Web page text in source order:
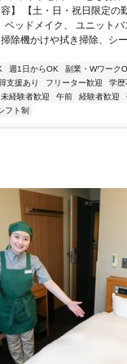
】 【土・日・祝日限定の
ベッドメイク、 ユニット
除機かけや拭き掃除、シ
週1日からOK 副業・Wワーク
支援あり フリーター歓迎 学歴
未経験者歓迎 午前 経験者歓迎
フト制